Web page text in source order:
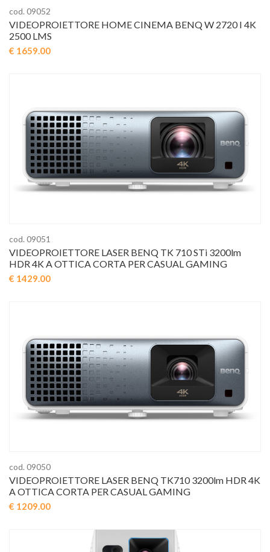
cod. 09052
VIDEOPROIETTORE HOME CINEMA BENQ W 2720 I 4K
2500 LMS
€ 1659.00
cod. 09051
VIDEOPROIETTORE LASER BENQ TK 710 STi 3200lm
HDR 4K A OTTICA CORTA PER CASUAL GAMING
€ 1429.00
cod. 09050
VIDEOPROIETTORE LASER BENQ TK710 3200lm HDR 4K
A OTTICA CORTA PER CASUAL GAMING
€ 1209.00